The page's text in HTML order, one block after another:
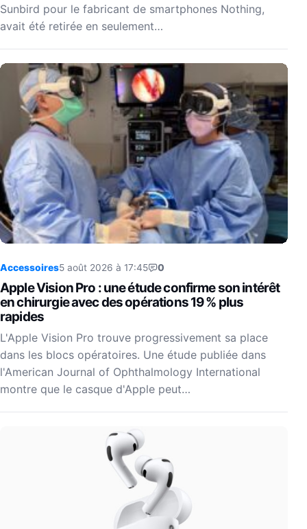
Sunbird pour le fabricant de smartphones Nothing,
avait été retirée en seulement…
Accessoires5 août 2026 à 17:45 0
Apple Vision Pro : une étude confirme son intérêt
en chirurgie avec des opérations 19 % plus
rapides
L'Apple Vision Pro trouve progressivement sa place
dans les blocs opératoires. Une étude publiée dans
l'American Journal of Ophthalmology International
montre que le casque d'Apple peut…